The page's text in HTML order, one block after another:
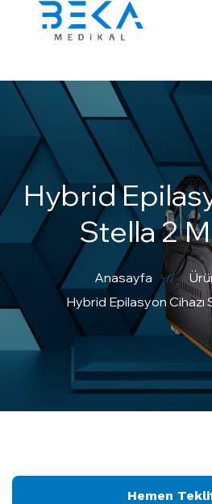
Hybrid
Stella 2
Anasayfa
Hybrid Epilasyon Cihazı
Hemen